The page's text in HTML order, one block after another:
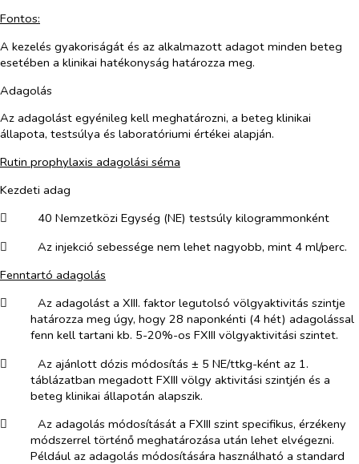
Fontos:
A kezelés gyakoriságát és az alkalmazott adagot minden beteg
esetében a klinikai hatékonyság határozza meg.
Adagolás
Az adagolást egyénileg kell meghatározni, a beteg klinikai
állapota, testsúlya és laboratóriumi értékei alapján.
Rutin prophylaxis adagolási séma
Kezdeti adag
​
40 Nemzetközi Egység (NE) testsúly kilogrammonként
​
Az injekció sebessége nem lehet nagyobb, mint 4 ml/perc.
Fenntartó adagolás
​
Az adagolást a XIII. faktor legutolsó völgyaktivitás szintje
határozza meg úgy, hogy 28 naponkénti (4 hét) adagolással
fenn kell tartani kb. 5-20%-os FXIII völgyaktivitási szintet.
​
Az ajánlott dózis módosítás ± 5 NE/ttkg-ként az 1.
táblázatban megadott FXIII völgy aktivitási szintjén és a
beteg klinikai állapotán alapszik.
​
Az adagolás módosítását a FXIII szint specifikus, érzékeny
módszerrel történő meghatározása után lehet elvégezni.
Például az adagolás módosítására használható a standard